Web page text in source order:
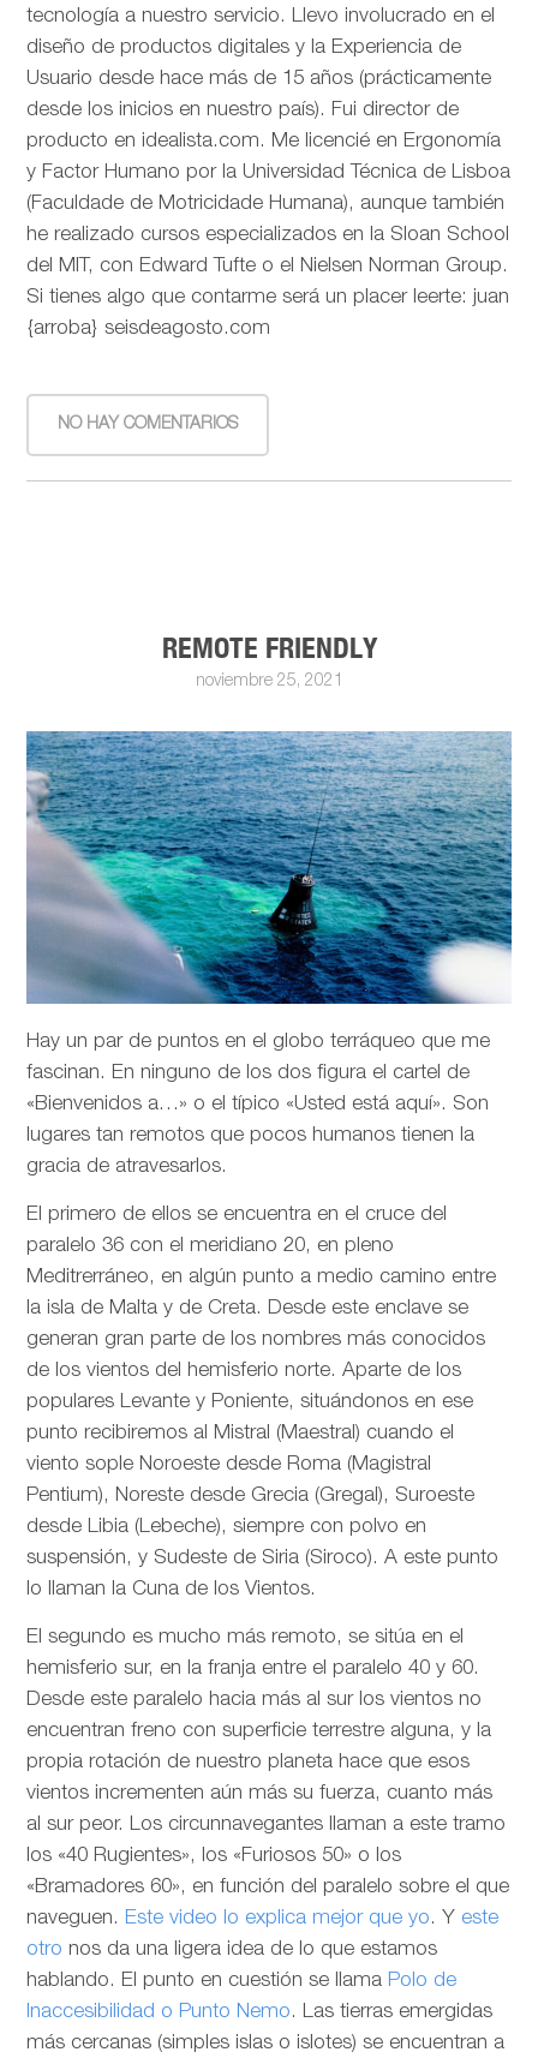
tecnología a nuestro servicio. Llevo involucrado en el
diseño de productos digitales y la Experiencia de
Usuario desde hace más de 15 años (prácticamente
desde los inicios en nuestro país). Fui director de
producto en idealista.com. Me licencié en Ergonomía
y Factor Humano por la Universidad Técnica de Lisboa
(Faculdade de Motricidade Humana), aunque también
he realizado cursos especializados en la Sloan School
del MIT, con Edward Tufte o el Nielsen Norman Group.
Si tienes algo que contarme será un placer leerte: juan
{arroba} seisdeagosto.com
NO HAY COMENTARIOS
REMOTE FRIENDLY
noviembre 25, 2021
Hay un par de puntos en el globo terráqueo que me
fascinan. En ninguno de los dos figura el cartel de
«Bienvenidos a…» o el típico «Usted está aquí». Son
lugares tan remotos que pocos humanos tienen la
gracia de atravesarlos.
El primero de ellos se encuentra en el cruce del
paralelo 36 con el meridiano 20, en pleno
Meditrerráneo, en algún punto a medio camino entre
la isla de Malta y de Creta. Desde este enclave se
generan gran parte de los nombres más conocidos
de los vientos del hemisferio norte. Aparte de los
populares Levante y Poniente, situándonos en ese
punto recibiremos al Mistral (Maestral) cuando el
viento sople Noroeste desde Roma (Magistral
Pentium), Noreste desde Grecia (Gregal), Suroeste
desde Libia (Lebeche), siempre con polvo en
suspensión, y Sudeste de Siria (Siroco). A este punto
lo llaman la Cuna de los Vientos.
El segundo es mucho más remoto, se sitúa en el
hemisferio sur, en la franja entre el paralelo 40 y 60.
Desde este paralelo hacia más al sur los vientos no
encuentran freno con superficie terrestre alguna, y la
propia rotación de nuestro planeta hace que esos
vientos incrementen aún más su fuerza, cuanto más
al sur peor. Los circunnavegantes llaman a este tramo
los «40 Rugientes», los «Furiosos 50» o los
«Bramadores 60», en función del paralelo sobre el que
naveguen. Este video lo explica mejor que yo. Y este
otro nos da una ligera idea de lo que estamos
hablando. El punto en cuestión se llama Polo de
Inaccesibilidad o Punto Nemo. Las tierras emergidas
más cercanas (simples islas o islotes) se encuentran a